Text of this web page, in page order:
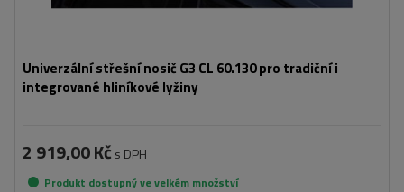
Univerzální střešní nosič G3 CL 60.130 pro tradiční i
integrované hliníkové lyžiny
2 919,00 Kč s DPH
Produkt dostupný ve velkém množství